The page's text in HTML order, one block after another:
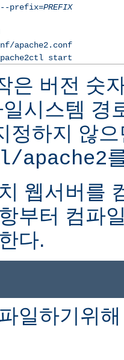
prefix=PREFIX
apache2.conf
start
은 버전 숫
시스템 경
정하지 않
웹서버를
부터 컴파
다.
일하기위